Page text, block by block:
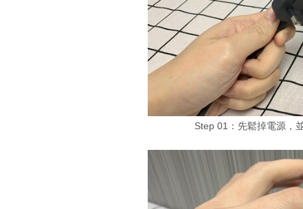
Step 01：先鬆掉電源，